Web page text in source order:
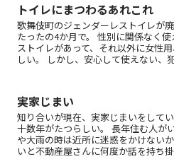
トイレにまつわるあれこれ
歌舞伎町のジェンダーレストイレが
たったの4か月で。 性別に関係なく
ストイレがあって、それ以外に女性
しい。 しかし、安心して使えない、
実家じまい
知り合いが現在、実家じまいをして
十数年がたつらしい。 長年住む人が
や大雨の時は近所に迷惑をかけない
いと不動産屋さんに何度か話を持ち